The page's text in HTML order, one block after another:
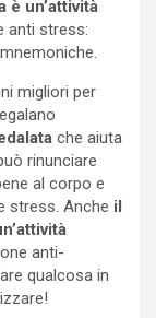
è un’attività
anti stress:
migliori per
che aiuta
rinunciare
al corpo e
stress. Anche il
anti-
qualcosa in